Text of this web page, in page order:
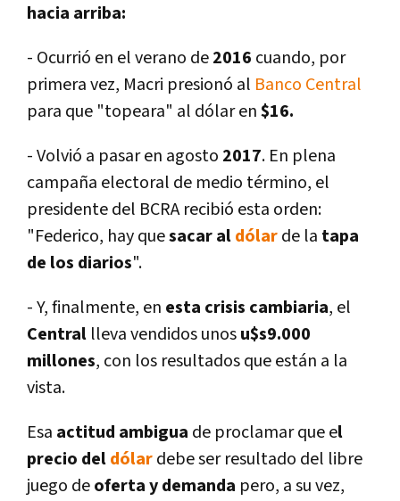
hacia arriba:
- Ocurrió en el verano de2016 cuando, por
primera vez, Macri presionó al Banco Central
para que "topeara" al dólar en$16.
- Volvió a pasar en agosto 2017. En plena
campaña electoral de medio término, el
presidente del BCRA recibió esta orden:
"Federico, hay quesacar aldólarde la tapa
de los diarios".
- Y, finalmente, en esta crisis cambiaria, el
Central lleva vendidos unosu$s9.000
millones, con los resultados que están a la
vista.
Esa actitud ambigua de proclamar que el
precio deldólardebe ser resultado del libre
juego deoferta y demanda pero, a su vez,